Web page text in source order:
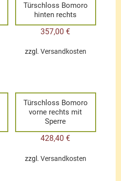
Türschloss Bomoro
hinten rechts
357,00€
zzgl. Versandkosten
Türschloss Bomoro
vorne rechts mit
Sperre
428,40€
zzgl. Versandkosten